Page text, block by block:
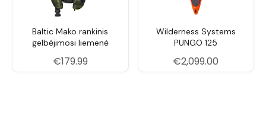
Baltic Mako rankinis
gelbėjimosi liemenė
€179.99
Wilderness Systems
PUNGO 125
€2,099.00